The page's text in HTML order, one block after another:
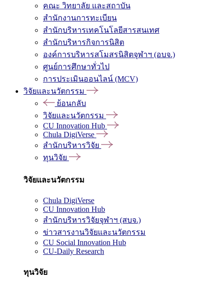
คณะ วิทยาลัย และสถาบัน
สำนักงานการทะเบียน
สำนักบริหารเทคโนโลยีสารสนเทศ
สำนักบริหารกิจการนิสิต
องค์การบริหารสโมสรนิสิตจุฬาฯ (อบจ.)
ศูนย์การศึกษาทั่วไป
การประเมินออนไลน์ (MCV)
วิจัยและนวัตกรรม
ย้อนกลับ
วิจัยและนวัตกรรม
CU Innovation Hub
Chula DigiVerse
สำนักบริหารวิจัย
ทุนวิจัย
วิจัยและนวัตกรรม
Chula DigiVerse
CU Innovation Hub
สำนักบริหารวิจัยจุฬาฯ (สบจ.)
ข่าวสารงานวิจัยและนวัตกรรม
CU Social Innovation Hub
CU-Daily Research
ทุนวิจัย